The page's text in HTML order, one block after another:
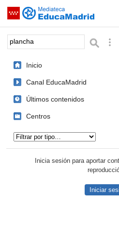
Saltar navegación
Palabra o frase:
Inicio
Canal EducaMadrid
Últimos contenidos
Centros
Inicia sesión para aportar
Iniciar